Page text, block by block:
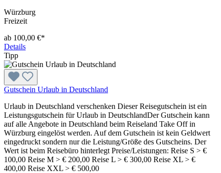
Würzburg
Freizeit
ab 100,00 €*
Details
Tipp
Gutschein Urlaub in Deutschland
Urlaub in Deutschland verschenken Dieser Reisegutschein ist ein
Leistungsgutschein für Urlaub in DeutschlandDer Gutschein kann
auf alle Angebote in Deutschland beim Reiseland Take Off in
Würzburg eingelöst werden. Auf dem Gutschein ist kein Geldwert
eingedruckt sondern nur die Leistung/Größe des Gutscheins. Der
Wert ist beim Reisebüro hinterlegt Preise/Leistungen: Reise S > €
100,00 Reise M > € 200,00 Reise L > € 300,00 Reise XL > €
400,00 Reise XXL > € 500,00